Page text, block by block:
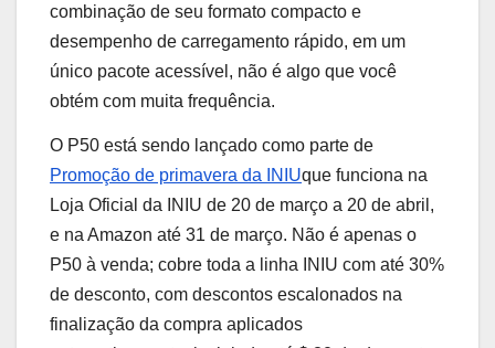
combinação de seu formato compacto e
desempenho de carregamento rápido, em um
único pacote acessível, não é algo que você
obtém com muita frequência.
O P50 está sendo lançado como parte de
Promoção de primavera da INIUque funciona na
Loja Oficial da INIU de 20 de março a 20 de abril,
e na Amazon até 31 de março. Não é apenas o
P50 à venda; cobre toda a linha INIU com até 30%
de desconto, com descontos escalonados na
finalização da compra aplicados